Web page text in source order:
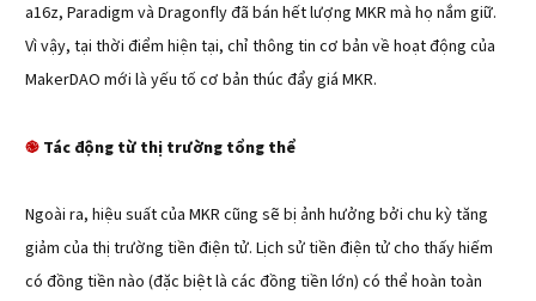
a16z, Paradigm và Dragonfly đã bán hết lượng MKR mà họ nắm giữ.
Vì vậy, tại thời điểm hiện tại, chỉ thông tin cơ bản về hoạt động của
MakerDAO mới là yếu tố cơ bản thúc đẩy giá MKR.
֎ Tác động từ thị trường tổng thể
Ngoài ra, hiệu suất của MKR cũng sẽ bị ảnh hưởng bởi chu kỳ tăng
giảm của thị trường tiền điện tử. Lịch sử tiền điện tử cho thấy hiếm
có đồng tiền nào (đặc biệt là các đồng tiền lớn) có thể hoàn toàn